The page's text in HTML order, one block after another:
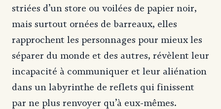
striées d’un store ou voilées de papier noir,
mais surtout ornées de barreaux, elles
rapprochent les personnages pour mieux les
séparer du monde et des autres, révèlent leur
incapacité à communiquer et leur aliénation
dans un labyrinthe de reflets qui finissent
par ne plus renvoyer qu’à eux-mêmes.